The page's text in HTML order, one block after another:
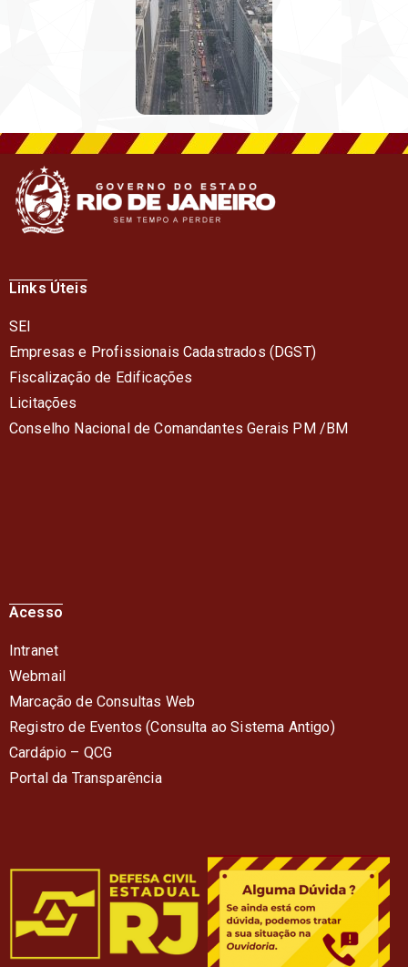
Links Úteis
SEI
Empresas e Profissionais Cadastrados (DGST)
Fiscalização de Edificações
Licitações
Conselho Nacional de Comandantes Gerais PM /BM
Acesso
Intranet
Webmail
Marcação de Consultas Web
Registro de Eventos (Consulta ao Sistema Antigo)
Cardápio – QCG
Portal da Transparência